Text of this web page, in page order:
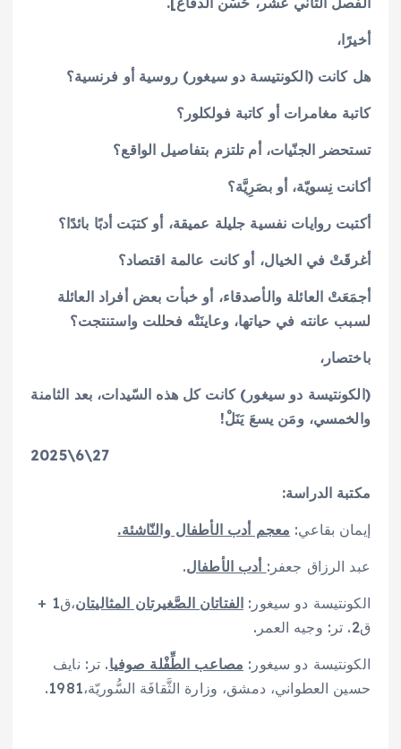
أخيرًا،
هل كانت (الكونتيسة دو سيغور) روسية أو فرنسية؟
كاتبة مغامرات أو كاتبة فولكلور؟
تستحضر الجنّيات، أم تلتزم بتفاصيل الواقع؟
أكانت نِسويّة، أو بصَرِيَّة؟
أكتبت روايات نفسية جليلة عميقة، أو كتبَت أدبًا بائدًا؟
أغرقَتْ في الخيال، أو كانت عالمة اقتصاد؟
أجمَعَتْ العائلة والأصدقاء، أو خبأت بعض أفراد العائلة
لسبب عانته في حياتها، وعاينَتْه فحللت واستنتجت؟
باختصار،
(الكونتيسة دو سيغور) كانت كل هذه السّيدات، بعد الثامنة
والخمسي، ومَن يسعَ يَنَلْ!
27\6\2025
مكتبة الدراسة:
إيمان بقاعي: معجم أدب الأطفال والنّاشئة.
عبد الرزاق جعفر: أدب الأطفال.
الكونتيسة دو سيغور: الفتاتان الصَّغيرتان المثاليتان
،ق1 +
ق2. تر: وجيه العمر.
الكونتيسة دو سيغور: مصاعب الطِّفْلة صوفيا. تر: نايف
حسين العطواني، دمشق، وزارة الثَّقافَة السُّوريّة،1981.